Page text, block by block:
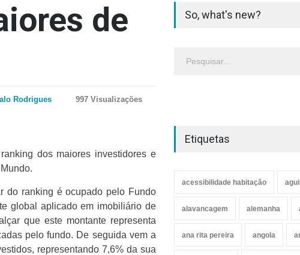
de
Rodrigues
997 Visualizações
dos maiores investidores e
do ranking é ocupado pelo Fundo
global aplicado em imobiliário de
que este montante representa
pelo fundo. De seguida vem a
representando 7,6% da sua
So, what's new?
Etiquetas
acessibilidade habitação
alavancagem alemanha
ana rita pereira angola